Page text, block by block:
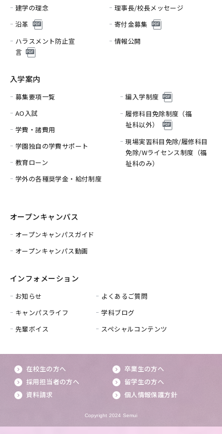
建学の理念
理事長/校長メッセージ
沿革
寄付金募集
ハラスメント防止宣
言
情報公開
入学案内
募集要項一覧
AO入試
学費・諸費用
学園独自の学費サポート
教育ローン
学外の各種奨学金・給付制度
編入学制度
履修科目免除制度（福
祉科以外）
現場実習科目免除/履修科目
免除/Wライセンス制度（福
祉科のみ）
オープンキャンパス
オープンキャンパスガイド
オープンキャンパス動画
インフォメーション
お知らせ
キャンパスライフ
先輩ボイス
よくあるご質問
学科ブログ
スペシャルコンテンツ
在校生の方へ
卒業生の方へ
採用担当者の方へ
留学生の方へ
資料請求
個人情報保護方針
Copyright 2024 Semui